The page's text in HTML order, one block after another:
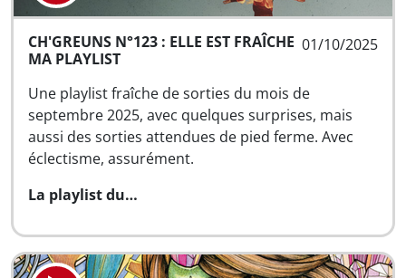
01/10/2025
CH'GREUNS N°123 : ELLE EST FRAÎCHE
MA PLAYLIST
Une playlist fraîche de sorties du mois de
septembre 2025, avec quelques surprises, mais
aussi des sorties attendues de pied ferme. Avec
éclectisme, assurément.
La playlist du…